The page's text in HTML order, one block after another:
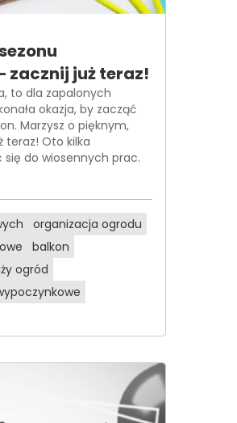
zacznij już teraz!
to dla zapalonych
okazja, by zacząć
Marzysz o pięknym,
teraz! Oto kilka
się do wiosennych prac.
organizacja ogrodu
balkon
ogród